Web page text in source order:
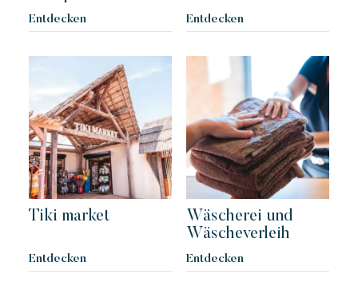
Festlich Tropisches Paradies Flucht
Toison d'or
Entdecken Entdecken
Tiki market
Entdecken
Wäscherei und
Wäscheverleih
Entdecken